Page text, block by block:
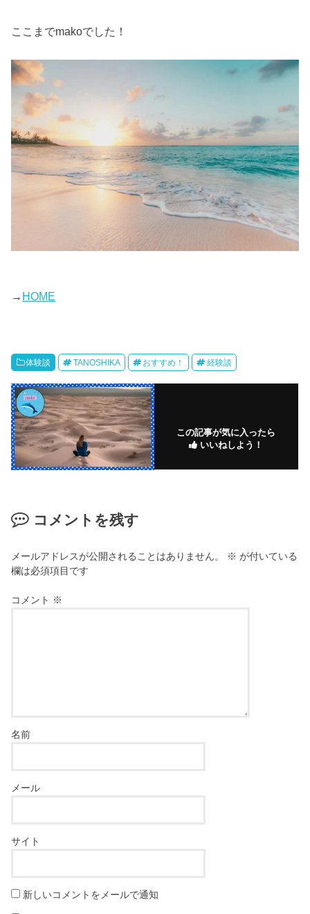
ここまでmakoでした！
→ HOME
体験談 TANOSHIKA おすすめ！ 経験談
この記事が気に入ったら
いいねしよう！
コメントを残す
メールアドレスが公開されることはありません。 ※ が付いている
欄は必須項目です
コメント ※
名前
メール
サイト
新しいコメントをメールで通知